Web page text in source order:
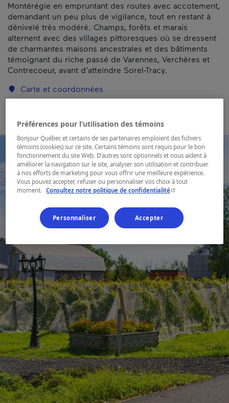
Montérégie en empruntant des routes avec accotement,
demandant un peu plus de vigilance, tout en restant à
dénivelé très modéré. Champs, forêts et marais
alternent avec des villages pittoresques où se dressent
de charmantes maisons ancestrales et des bâtiments
témoignant du riche passé de Varennes, Verchères et
Contrecoeur, avant d’atteindre Sorel-Tracy.
Carte et coordonnées
Préférences pour l’utilisation des témoins
Bonjour Québec et certains de ses partenaires emploient des fichiers
témoins (cookies) sur ce site. Certains témoins sont requis pour le bon
fonctionnement du site Web. D’autres sont optionnels et nous aident à
améliorer la navigation sur le site, analyser son utilisation et contribuer
à nos efforts de marketing pour vous offrir une meilleure expérience.
Vous pouvez accepter, refuser ou personnaliser vos choix à tout
moment.
Consultez notre politique de confidentialité- Cet hyperlien
Personnaliser Accepter